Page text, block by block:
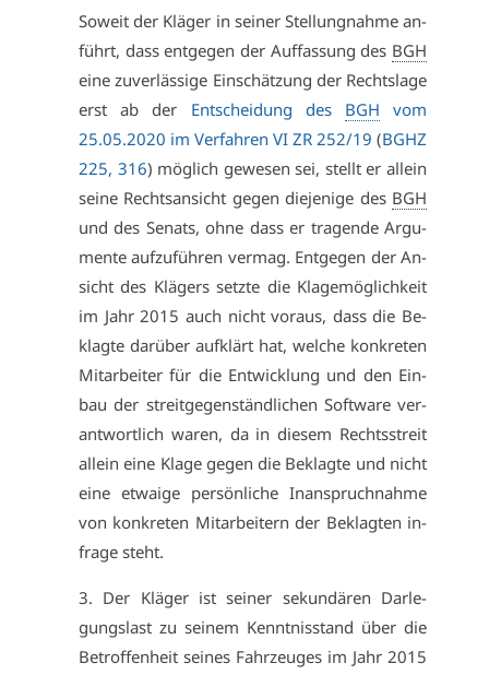
So­weit der Klä­ger in sei­ner Stel­lung­nah­me an­
führt, dass ent­ge­gen der Auf­fas­sung des BGH
ei­ne zu­ver­läs­si­ge Ein­schät­zung der Rechts­la­ge
erst ab der Ent­schei­dung des BGH vom
25.05.2020 im Ver­fah­ren VI ZR 252/19 (BGHZ
225, 316) mög­lich ge­we­sen sei, stellt er al­lein
sei­ne Rechts­an­sicht ge­gen die­je­ni­ge des BGH
und des Se­nats, oh­ne dass er tra­gen­de Ar­gu­
men­te auf­zu­füh­ren ver­mag. Ent­ge­gen der An­
sicht des Klä­gers setz­te die Kla­ge­mög­lich­keit
im Jahr 2015 auch nicht vor­aus, dass die Be­
klag­te dar­über auf­klärt hat, wel­che kon­kre­ten
Mit­ar­bei­ter für die Ent­wick­lung und den Ein­
bau der streit­ge­gen­ständ­li­chen Soft­ware ver­
ant­wort­lich wa­ren, da in die­sem Rechts­streit
al­lein ei­ne Kla­ge ge­gen die Be­klag­te und nicht
ei­ne et­wai­ge per­sön­li­che In­an­spruch­nah­me
von kon­kre­ten Mit­ar­bei­tern der Be­klag­ten in­
fra­ge steht.
3. Der Klä­ger ist sei­ner se­kun­dä­ren Dar­le­
gungs­last zu sei­nem Kennt­nis­stand über die
Be­trof­fen­heit sei­nes Fahr­zeu­ges im Jahr 2015